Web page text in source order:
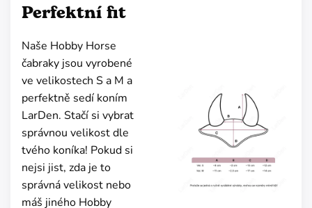
Perfektní fit
Naše Hobby Horse
čabraky jsou vyrobené
ve velikostech S a M a
perfektně sedí koním
LarDen. Stačí si vybrat
správnou velikost dle
tvého koníka! Pokud si
nejsi jist, zda je to
správná velikost nebo
máš jiného Hobby